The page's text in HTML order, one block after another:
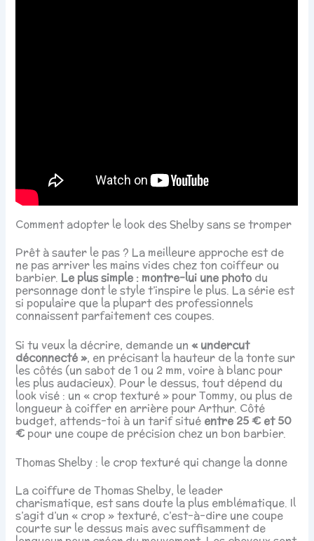
Comment adopter le look des Shelby sans se tromper
Prêt à sauter le pas ? La meilleure approche est de
ne pas arriver les mains vides chez ton coiffeur ou
barbier. Le plus simple : montre-lui une photo du
personnage dont le style t’inspire le plus. La série est
si populaire que la plupart des professionnels
connaissent parfaitement ces coupes.
Si tu veux la décrire, demande un« undercut
déconnecté », en précisant la hauteur de la tonte sur
les côtés (un sabot de 1 ou 2 mm, voire à blanc pour
les plus audacieux). Pour le dessus, tout dépend du
look visé : un « crop texturé » pour Tommy, ou plus de
longueur à coiffer en arrière pour Arthur. Côté
budget, attends-toi à un tarif situé entre 25 € et 50
€pour une coupe de précision chez un bon barbier.
Thomas Shelby : le crop texturé qui change la donne
La coiffure de Thomas Shelby, le leader
charismatique, est sans doute la plus emblématique. Il
s’agit d’un « crop » texturé, c’est-à-dire une coupe
courte sur le dessus mais avec suffisamment de